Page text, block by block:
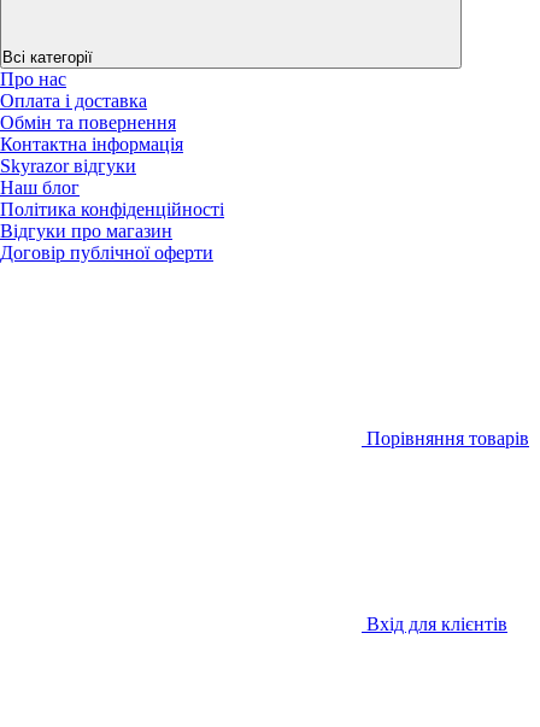
Всі категорії
Про нас
Оплата і доставка
Обмін та повернення
Контактна інформація
Skyrazor відгуки
Наш блог
Політика конфіденційності
Відгуки про магазин
Договір публічної оферти
Порівняння товарів
Вхід для клієнтів